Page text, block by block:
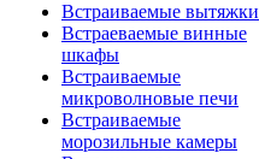
Встраиваемые вытяжки
Встраеваемые винные
шкафы
Встраиваемые
микроволновые печи
Встраиваемые
морозильные камеры